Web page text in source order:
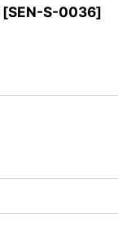
[SEN-S-0036]